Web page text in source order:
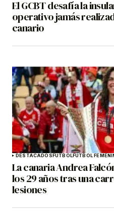
El GCBT desafía la
operativo jamás
canario
DESTACADOS FÚTBOLFÚTBOL
La canaria Andrea
los 29 años tras una
lesiones